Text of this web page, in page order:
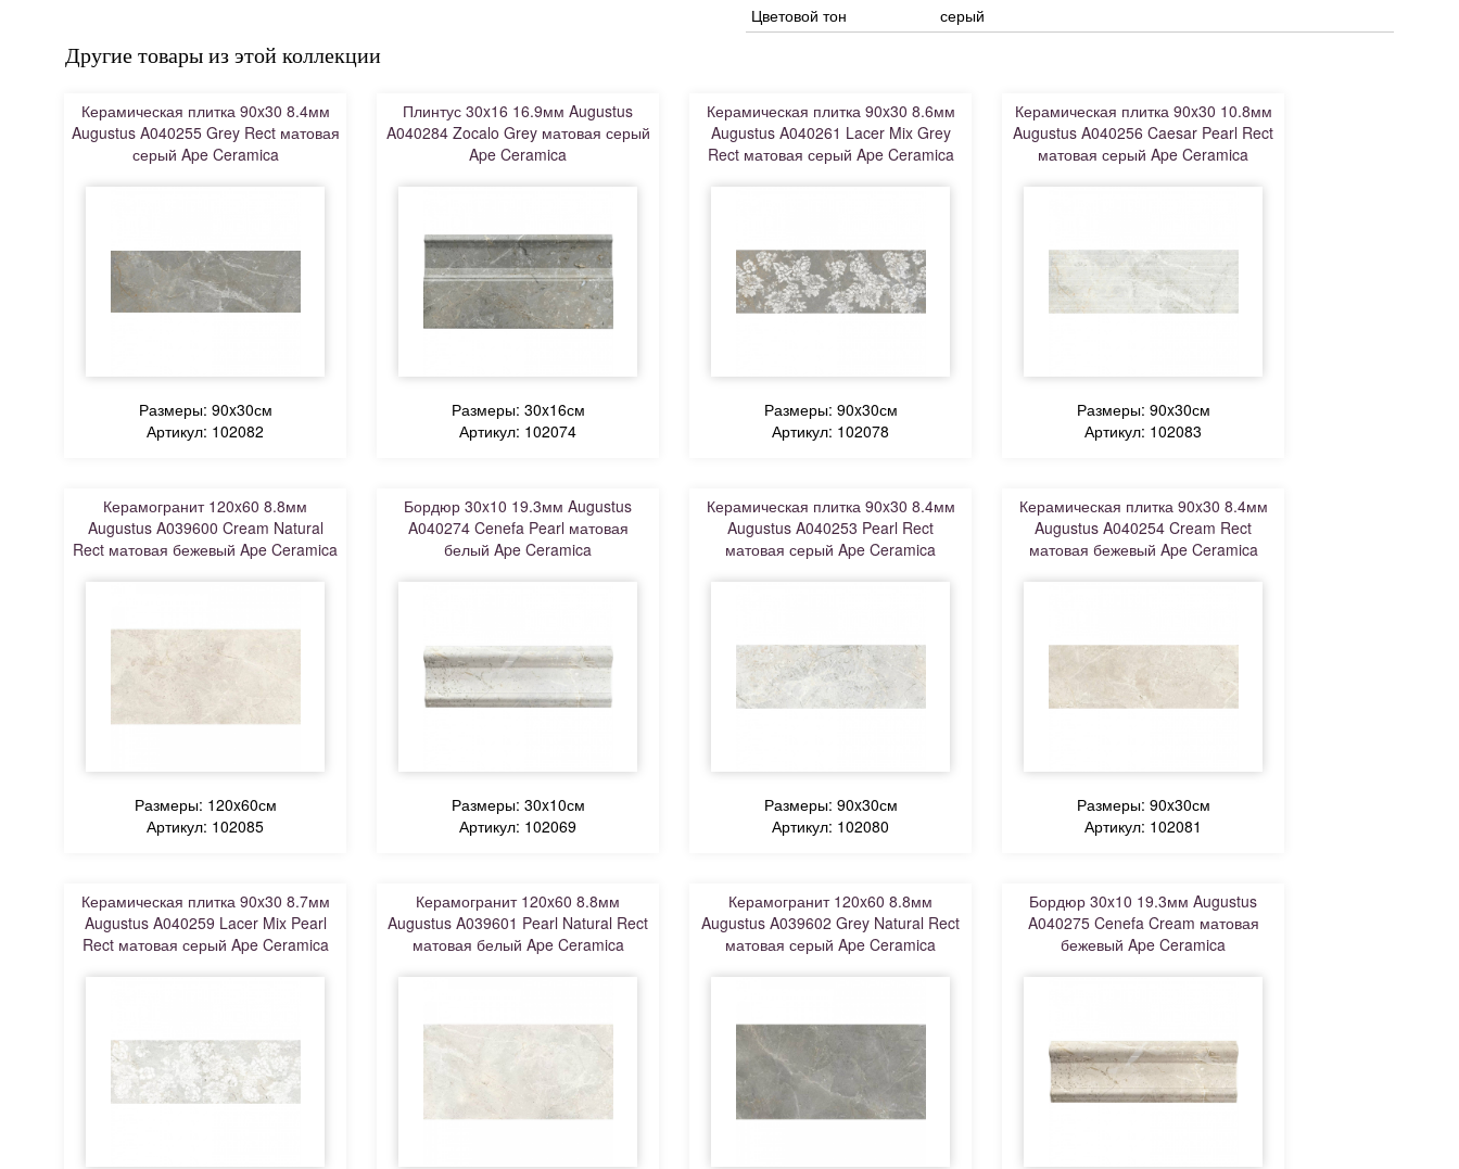
Цветовой тон
серый
Другие товары из этой коллекции
Керамическая плитка 90x30 8.4мм
Augustus A040255 Grey Rect матовая
серый Ape Ceramica
Размеры: 90x30см
Артикул: 102082
Плинтус 30x16 16.9мм Augustus
A040284 Zocalo Grey матовая серый
Ape Ceramica
Размеры: 30x16см
Артикул: 102074
Керамическая плитка 90x30 8.6мм
Augustus A040261 Lacer Mix Grey
Rect матовая серый Ape Ceramica
Размеры: 90x30см
Артикул: 102078
Керамическая плитка 90x30 10.8мм
Augustus A040256 Caesar Pearl Rect
матовая серый Ape Ceramica
Размеры: 90x30см
Артикул: 102083
Керамогранит 120x60 8.8мм
Augustus A039600 Cream Natural
Rect матовая бежевый Ape Ceramica
Размеры: 120x60см
Артикул: 102085
Бордюр 30x10 19.3мм Augustus
A040274 Cenefa Pearl матовая
белый Ape Ceramica
Размеры: 30x10см
Артикул: 102069
Керамическая плитка 90x30 8.4мм
Augustus A040253 Pearl Rect
матовая серый Ape Ceramica
Размеры: 90x30см
Артикул: 102080
Керамическая плитка 90x30 8.4мм
Augustus A040254 Cream Rect
матовая бежевый Ape Ceramica
Размеры: 90x30см
Артикул: 102081
Керамическая плитка 90x30 8.7мм
Augustus A040259 Lacer Mix Pearl
Rect матовая серый Ape Ceramica
Керамогранит 120x60 8.8мм
Augustus A039601 Pearl Natural Rect
матовая белый Ape Ceramica
Керамогранит 120x60 8.8мм
Augustus A039602 Grey Natural Rect
матовая серый Ape Ceramica
Бордюр 30x10 19.3мм Augustus
A040275 Cenefa Cream матовая
бежевый Ape Ceramica